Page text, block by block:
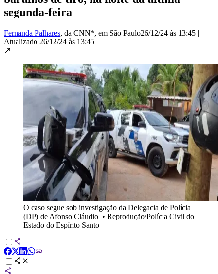
segunda-feira
Fernanda Palhares, da CNN*, em São Paulo26/12/24 às 13:45 |
Atualizado 26/12/24 às 13:45
O caso segue sob investigação da Delegacia de Polícia
(DP) de Afonso Cláudio • Reprodução/Polícia Civil do
Estado do Espírito Santo